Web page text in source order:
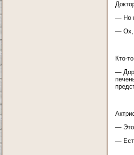
— Но
— Ох,
Кто-
—
— Это
—